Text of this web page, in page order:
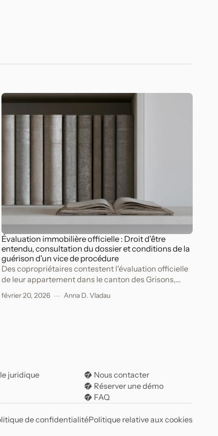
Évaluation immobilière officielle : Droit d'être
entendu, consultation du dossier et conditions de la
guérison d'un vice de procédure
Des copropriétaires contestent l'évaluation officielle
de leur appartement dans le canton des Grisons,
(ci-après: l'Office).
février 20, 2026 Anna D. Vladau
juridique
Nous contacter
Réserver une démo
FAQ
de confidentialitéPolitique relative aux cookies